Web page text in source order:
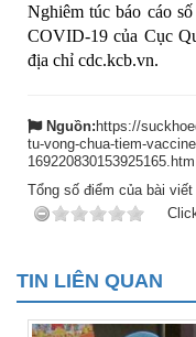
Nghiêm túc báo cáo
COVID-19 của Cục
địa chỉ cdc.kcb.vn.
Nguồn: https://
tu-vong-chua-tiem-
169220830153925165.htm
Tổng số điểm của bài viết
TIN LIÊN QUAN